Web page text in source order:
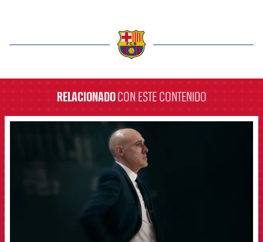
RELACIONADOCON ESTE CONTENIDO
FCB Barcelona badge